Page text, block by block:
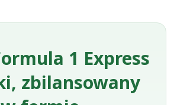
1 Express
zbilansowany